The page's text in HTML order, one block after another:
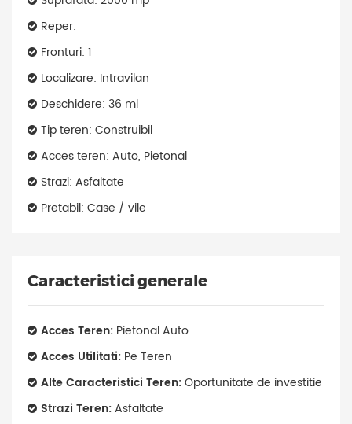
Reper:
Fronturi: 1
Localizare: Intravilan
Deschidere: 36 ml
Tip teren: Construibil
Acces teren: Auto, Pietonal
Strazi: Asfaltate
Pretabil: Case / vile
Caracteristici generale
Acces Teren: Pietonal Auto
Acces Utilitati: Pe Teren
Alte Caracteristici Teren:Oportunitate de investitie
Strazi Teren:Asfaltate